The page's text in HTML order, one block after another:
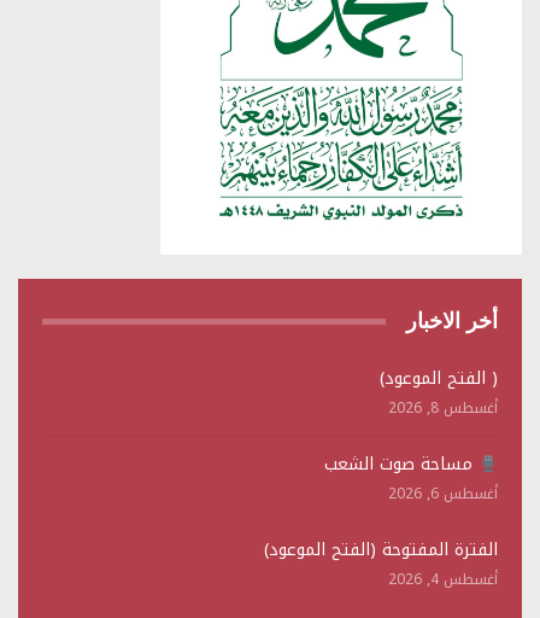
أخر الاخبار
( الفتح الموعود)
أغسطس 8, 2026
مساحة صوت الشعب
أغسطس 6, 2026
الفترة المفتوحة (الفتح الموعود)
أغسطس 4, 2026